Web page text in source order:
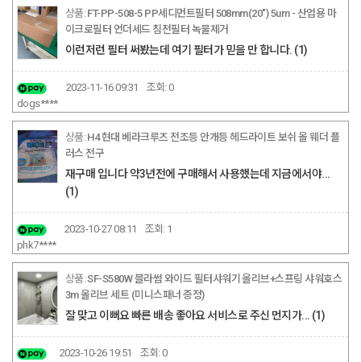
FT-PP-508-5 PP세디먼트필터 508mm(20") 5um - 산업용 마
이크로필터 언더세드 침전필터 녹물제거
이런저런 필터 써봤는데 여기 필터가 믿을 만 합니다. (1)
dogs****
2023-11-16 09:31 조회: 0
H4 현대 베라크루즈 전조등 안개등 헤드라이트 보쉬 올 웨더 플
러스 전구
재구매 입니다 약3년전에 구매해서 사용했는데 지금에서야...
(1)
phk7****
2023-10-27 08:11 조회: 1
SF-S580W 블라썸 와이드 필터샤워기 올리브+스프링 샤워호스
3m 올리브 세트 (미니스패너 증정)
잘 맞고 이뻐요 빠른 배송 좋아요 서비스로 주신 먼지가... (1)
2023-10-26 19:51 조회: 0